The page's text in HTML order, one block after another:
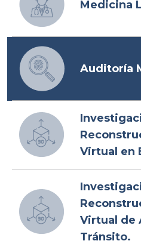
Medicina
Auditoría
Virtual en
Virtual de
Tránsito.